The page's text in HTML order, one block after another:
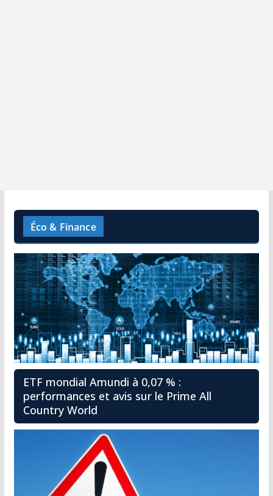
Éco & Finance
ETF mondial Amundi à 0,07 % :
performances et avis sur le Prime All
Country World